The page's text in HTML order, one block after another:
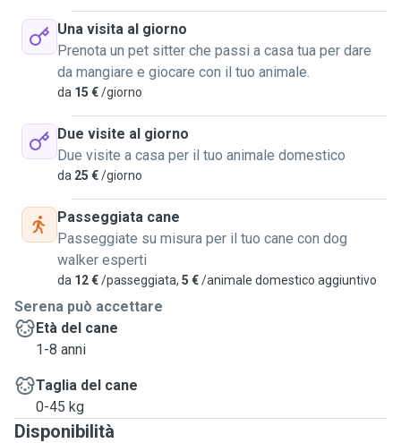
non esitate a contattarmi. Ciao a tutti a presto.
Una visita al giorno
Prenota un pet sitter che passi a casa tua per dare
da mangiare e giocare con il tuo animale.
da 15 €/giorno
Due visite al giorno
Due visite a casa per il tuo animale domestico
da 25 €/giorno
Passeggiata cane
Passeggiate su misura per il tuo cane con dog
walker esperti
da 12 €/passeggiata, 5 €/animale domestico aggiuntivo
Serena può accettare
Età del cane
1-8 anni
Taglia del cane
0-45 kg
Disponibilità